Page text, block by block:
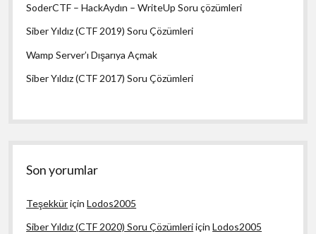
SoderCTF – HackAydın – WriteUp Soru çözümleri
Siber Yıldız (CTF 2019) Soru Çözümleri
Wamp Server’ı Dışarıya Açmak
Siber Yıldız (CTF 2017) Soru Çözümleri
Son yorumlar
TeşekküriçinLodos2005
Siber Yıldız (CTF 2020) Soru ÇözümleriiçinLodos2005